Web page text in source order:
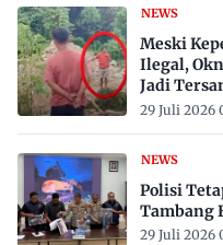
NEWS
Meski
Ilegal,
Jadi
29 Juli 2026
NEWS
Polisi
Tambang
29 Juli 2026